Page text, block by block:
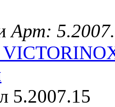
Арт:
5.2007.15